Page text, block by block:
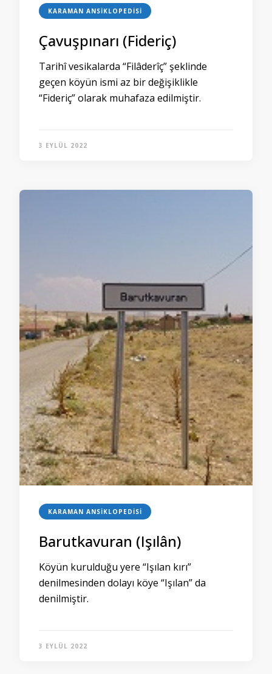
KARAMAN ANSIKLOPEDISI
Çavuşpınarı (Fideriç)
Tarihî vesikalarda “Filâderîç” şeklinde
geçen köyün ismi az bir değişiklikle
“Fideriç” olarak muhafaza edilmiştir.
3 EYLÜL 2022
KARAMAN ANSIKLOPEDISI
Barutkavuran (Işılân)
Köyün kurulduğu yere “Işılan kırı”
denilmesinden dolayı köye “Işılan” da
denilmiştir.
3 EYLÜL 2022